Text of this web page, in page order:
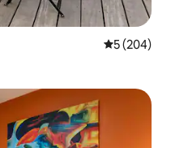
5 ud af 5 i
5 (204)